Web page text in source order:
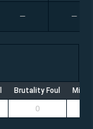
— —
Brutality Foul
0